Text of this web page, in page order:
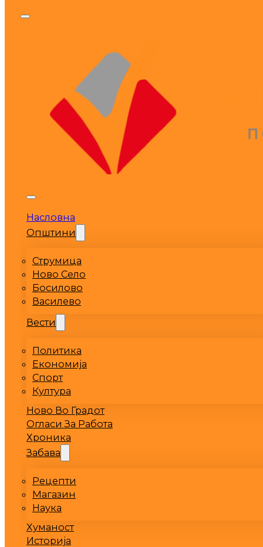
Насловна
Општини
Струмица
Ново Село
Босилово
Василево
Вести
Политика
Економија
Спорт
Култура
Ново Во Градот
Огласи За Работа
Хроника
Забава
Рецепти
Магазин
Наука
Хуманост
Историја